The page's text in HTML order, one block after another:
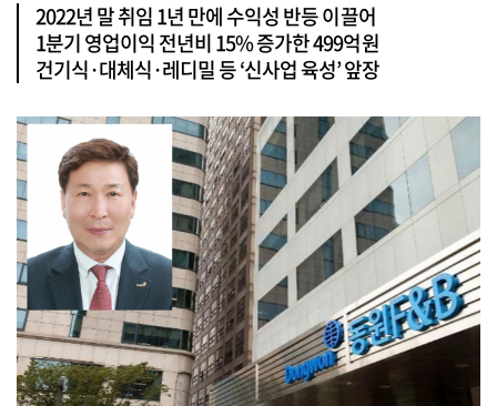
2022년 말 취임 1년 만에 수익성 반등 이끌어
1분기 영업이익 전년비 15% 증가한 499억원
건기식·대체식·레디밀 등 ‘신사업 육성’ 앞장